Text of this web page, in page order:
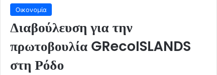
Οικονομία
Διαβούλευση για την
πρωτοβουλία GRecoISLANDS
στη Ρόδο